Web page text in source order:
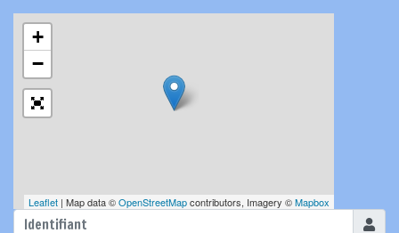
+
−
Leaflet | Map data ©OpenStreetMapcontributors, Imagery ©Mapbox